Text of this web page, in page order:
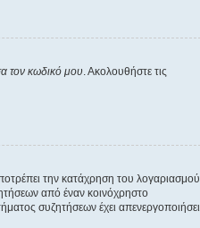
τον κωδικό μου . Ακολουθήστε τις
την κατάχρηση του λογαριασμού
από έναν κοινόχρηστο
συζητήσεων έχει απενεργοποιήσει